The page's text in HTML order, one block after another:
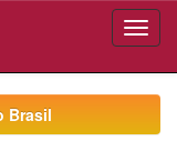
Brasil